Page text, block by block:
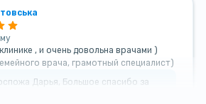
, и очень довольна врачами )
врача, грамотный специалист)
Дарья, Большое спасибо за